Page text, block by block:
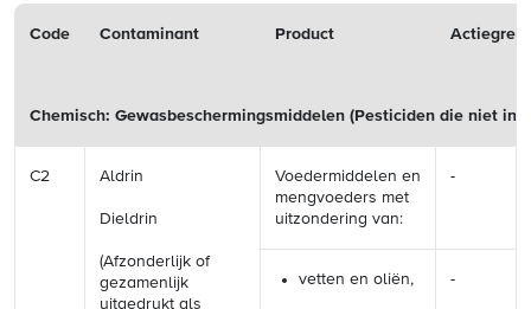
Code Contaminant Product
Chemisch: Gewasbeschermingsmiddelen (Pesticiden die niet in
C2 Aldrin
Dieldrin
(Afzonderlijk of
gezamenlijk
uitgedrukt als
Voedermiddelen en
mengvoeders met
uitzondering van:
-
vetten en oliën, -